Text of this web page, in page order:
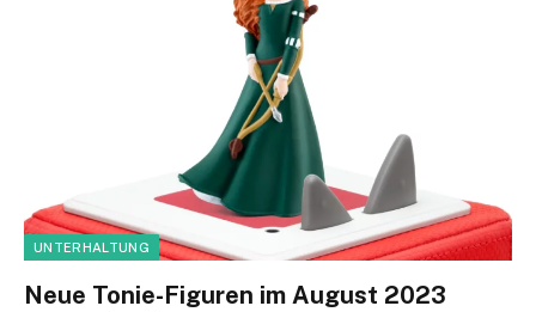
UNTERHALTUNG
Neue Tonie-Figuren im August 2023